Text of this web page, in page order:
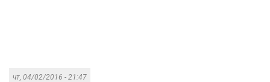
чт, 04/02/2016 - 21:47